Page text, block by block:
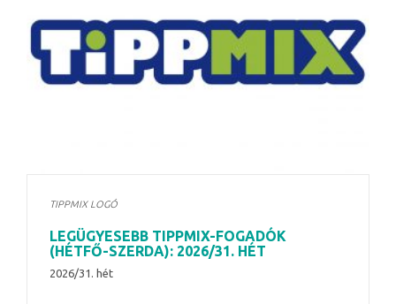
TIPPMIX LOGÓ
LEGÜGYESEBB TIPPMIX-FOGADÓK
(HÉTFŐ-SZERDA): 2026/31. HÉT
2026/31. hét